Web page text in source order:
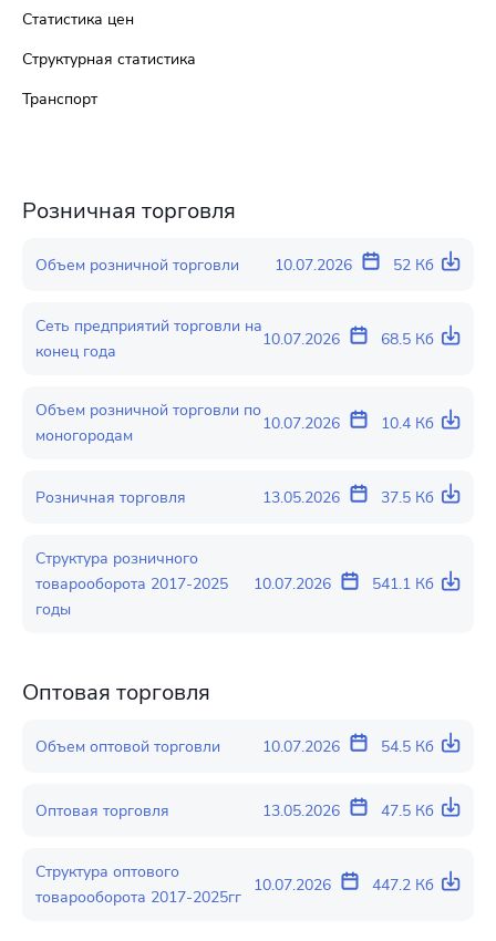
Статистика цен
Структурная статистика
Транспорт
Розничная торговля
Объем розничной торговли 10.07.2026 52 Кб
Сеть предприятий торговли на
конец года
10.07.2026 68.5 Кб
Объем розничной торговли по
моногородам
10.07.2026 10.4 Кб
Розничная торговля 13.05.2026 37.5 Кб
Структура розничного
товарооборота 2017-2025
годы
10.07.2026 541.1 Кб
Оптовая торговля
Объем оптовой торговли 10.07.2026 54.5 Кб
Оптовая торговля 13.05.2026 47.5 Кб
Структура оптового
товарооборота 2017-2025гг
10.07.2026 447.2 Кб